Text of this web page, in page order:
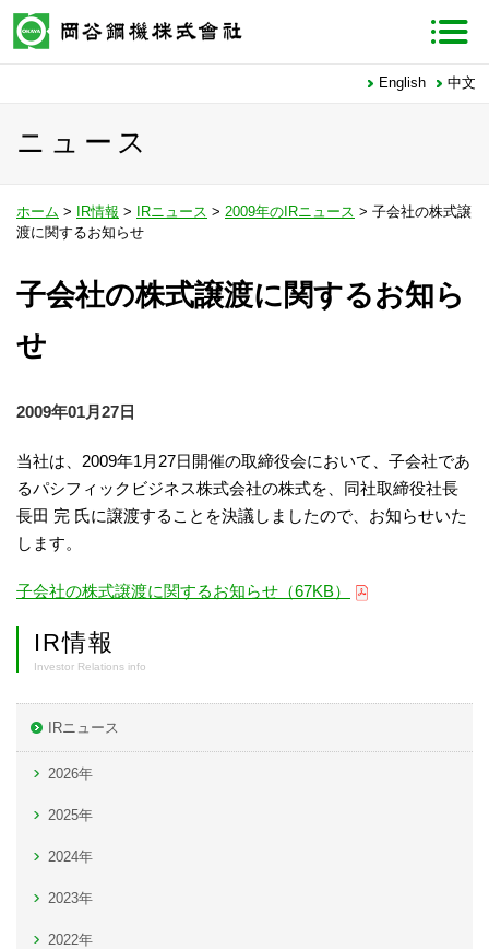
English 中文
ニュース
ホーム > IR情報 > IRニュース > 2009年のIRニュース > 子会社の株式譲
渡に関するお知らせ
子会社の株式譲渡に関するお知ら
せ
2009年01月27日
当社は、2009年1月27日開催の取締役会において、子会社であ
るパシフィックビジネス株式会社の株式を、同社取締役社長
長田 完 氏に譲渡することを決議しましたので、お知らせいた
します。
子会社の株式譲渡に関するお知らせ（67KB）
IR情報
Investor Relations info
IRニュース
2026年
2025年
2024年
2023年
2022年